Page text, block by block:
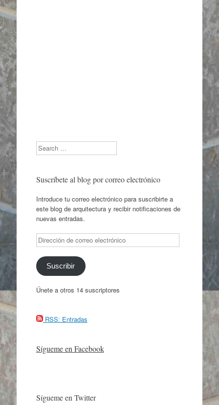
Search
Suscríbete al blog por correo electrónico
Introduce tu correo electrónico para suscribirte a
este blog de arquitectura y recibir notificaciones de
nuevas entradas.
Dirección
de
correo
electrónico
Suscribir
Únete a otros 14 suscriptores
RSS: Entradas
Sígueme en Facebook
Sígueme en Twitter